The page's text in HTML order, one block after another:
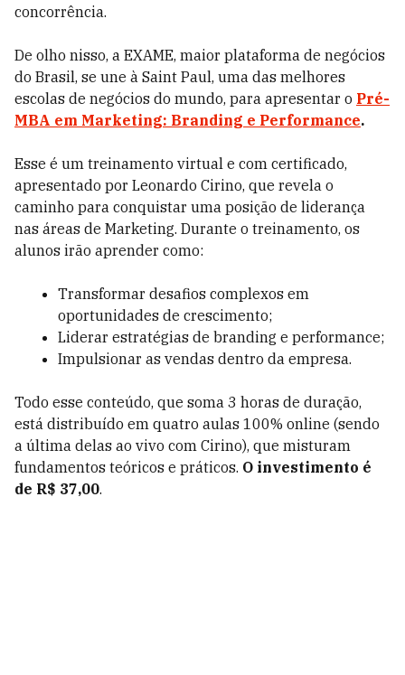
concorrência.
De olho nisso, a EXAME, maior plataforma de negócios
do Brasil, se une à Saint Paul, uma das melhores
escolas de negócios do mundo, para apresentar o Pré-
MBA em Marketing: Branding e Performance.
Esse é um treinamento virtual e com certificado,
apresentado por Leonardo Cirino, que revela o
caminho para conquistar uma posição de liderança
nas áreas de Marketing. Durante o treinamento, os
alunos irão aprender como:
Transformar desafios complexos em
oportunidades de crescimento;
Liderar estratégias de branding e performance;
Impulsionar as vendas dentro da empresa.
Todo esse conteúdo, que soma 3 horas de duração,
está distribuído em quatro aulas 100% online (sendo
a última delas ao vivo com Cirino), que misturam
fundamentos teóricos e práticos. O investimento é
de R$ 37,00.